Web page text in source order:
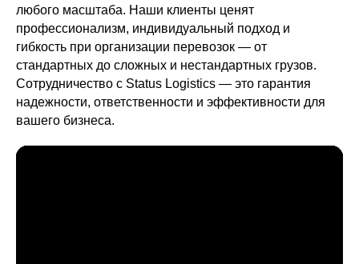
любого масштаба. Наши клиенты ценят
профессионализм, индивидуальный подход и
гибкость при организации перевозок — от
стандартных до сложных и нестандартных грузов.
Сотрудничество с Status Logistics — это гарантия
надежности, ответственности и эффективности для
вашего бизнеса.